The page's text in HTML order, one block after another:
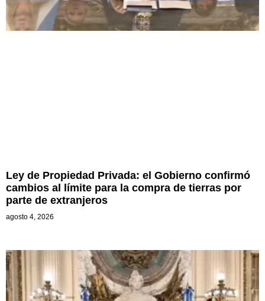
Ley de Propiedad Privada: el Gobierno confirmó
cambios al límite para la compra de tierras por
parte de extranjeros
agosto 4, 2026